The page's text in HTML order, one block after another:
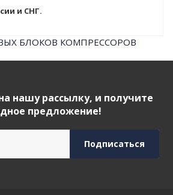
и СНГ.
нашу рассылку, и получите
предложение!